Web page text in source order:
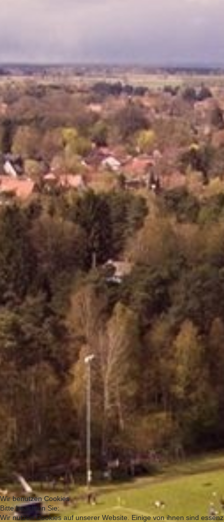
Wir benutzen Cookies
Bitte beachten Sie:
Wir nutzen Cookies auf unserer Website. Einige von ihnen sind